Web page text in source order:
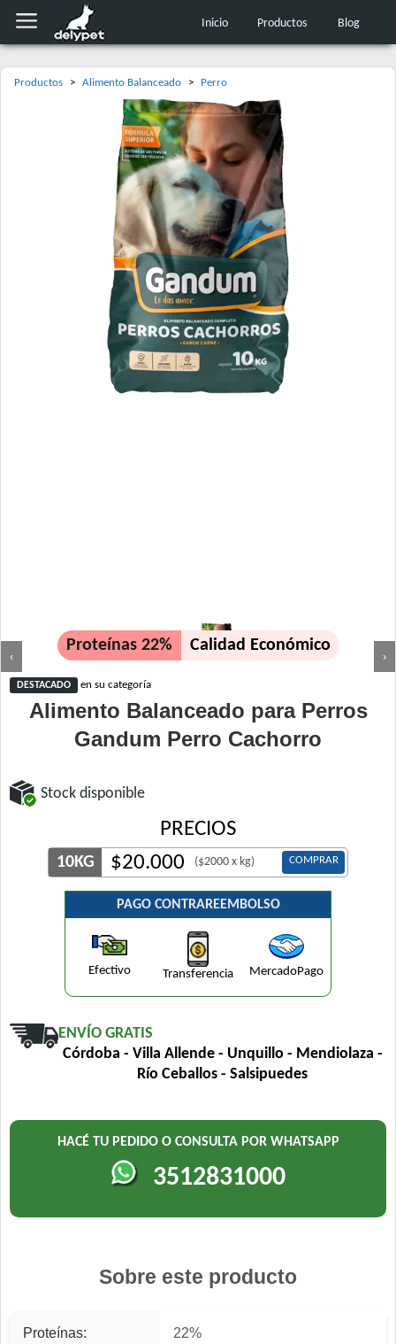
Inicio Productos Blog
Productos > Alimento Balanceado > Perro
‹ ›
Proteínas 22% Calidad Económico
DESTACADO en su categoría
Alimento Balanceado para Perros
Gandum Perro Cachorro
Stock disponible
PRECIOS
10KG $20.000 ($2000 x kg) COMPRAR
PAGO CONTRAREEMBOLSO
Efectivo Transferencia MercadoPago
ENVÍO GRATIS
Córdoba - Villa Allende - Unquillo - Mendiolaza -
Río Ceballos - Salsipuedes
HACÉ TU PEDIDO O CONSULTA POR WHATSAPP
3512831000
Sobre este producto
Proteínas: 22%